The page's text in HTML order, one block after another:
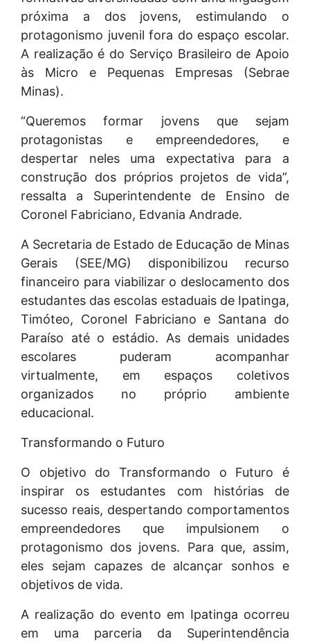
próxima a dos jovens, estimulando o
protagonismo juvenil fora do espaço escolar.
A realização é do Serviço Brasileiro de Apoio
às Micro e Pequenas Empresas (Sebrae
Minas).
“Queremos formar jovens que sejam
protagonistas e empreendedores, e
despertar neles uma expectativa para a
construção dos próprios projetos de vida”,
ressalta a Superintendente de Ensino de
Coronel Fabriciano, Edvania Andrade.
A Secretaria de Estado de Educação de Minas
Gerais (SEE/MG) disponibilizou recurso
financeiro para viabilizar o deslocamento dos
estudantes das escolas estaduais de Ipatinga,
Timóteo, Coronel Fabriciano e Santana do
Paraíso até o estádio. As demais unidades
escolares puderam acompanhar
virtualmente, em espaços coletivos
organizados no próprio ambiente
educacional.
Transformando o Futuro
O objetivo do Transformando o Futuro é
inspirar os estudantes com histórias de
sucesso reais, despertando comportamentos
empreendedores que impulsionem o
protagonismo dos jovens. Para que, assim,
eles sejam capazes de alcançar sonhos e
objetivos de vida.
A realização do evento em Ipatinga ocorreu
em uma parceria da Superintendência